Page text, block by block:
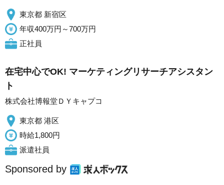
東京都 新宿区
年収400万円～700万円
正社員
在宅中心でOK! マーケティングリサーチアシスタン
ト
株式会社博報堂ＤＹキャプコ
東京都 港区
時給1,800円
派遣社員
Sponsored by